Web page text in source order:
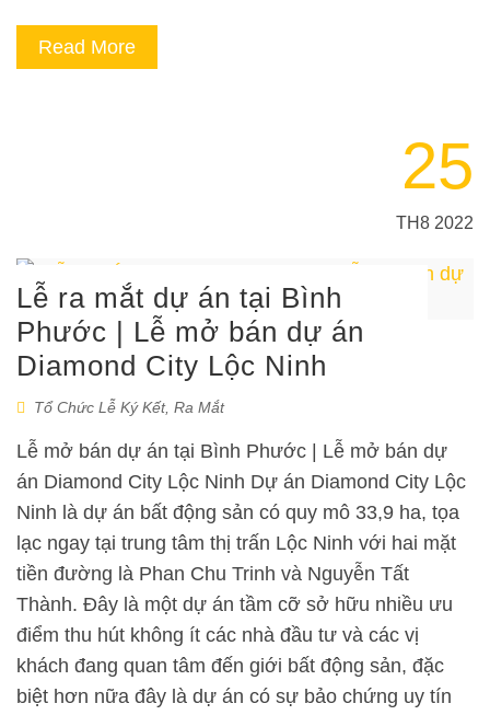
Read More
25
TH8 2022
Lễ ra mắt dự án tại Bình
Phước | Lễ mở bán dự án
Diamond City Lộc Ninh
Tổ Chức Lễ Ký Kết, Ra Mắt
Lễ mở bán dự án tại Bình Phước | Lễ mở bán dự
án Diamond City Lộc Ninh Dự án Diamond City Lộc
Ninh là dự án bất động sản có quy mô 33,9 ha, tọa
lạc ngay tại trung tâm thị trấn Lộc Ninh với hai mặt
tiền đường là Phan Chu Trinh và Nguyễn Tất
Thành. Đây là một dự án tầm cỡ sở hữu nhiều ưu
điểm thu hút không ít các nhà đầu tư và các vị
khách đang quan tâm đến giới bất động sản, đặc
biệt hơn nữa đây là dự án có sự bảo chứng uy tín